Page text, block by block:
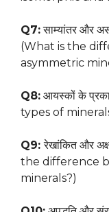
Q7:साम्यांतर और
(What is the
asymmetric
Q8: आयस्कों के
types of
Q9:रेखांकित और
the difference
minerals?)